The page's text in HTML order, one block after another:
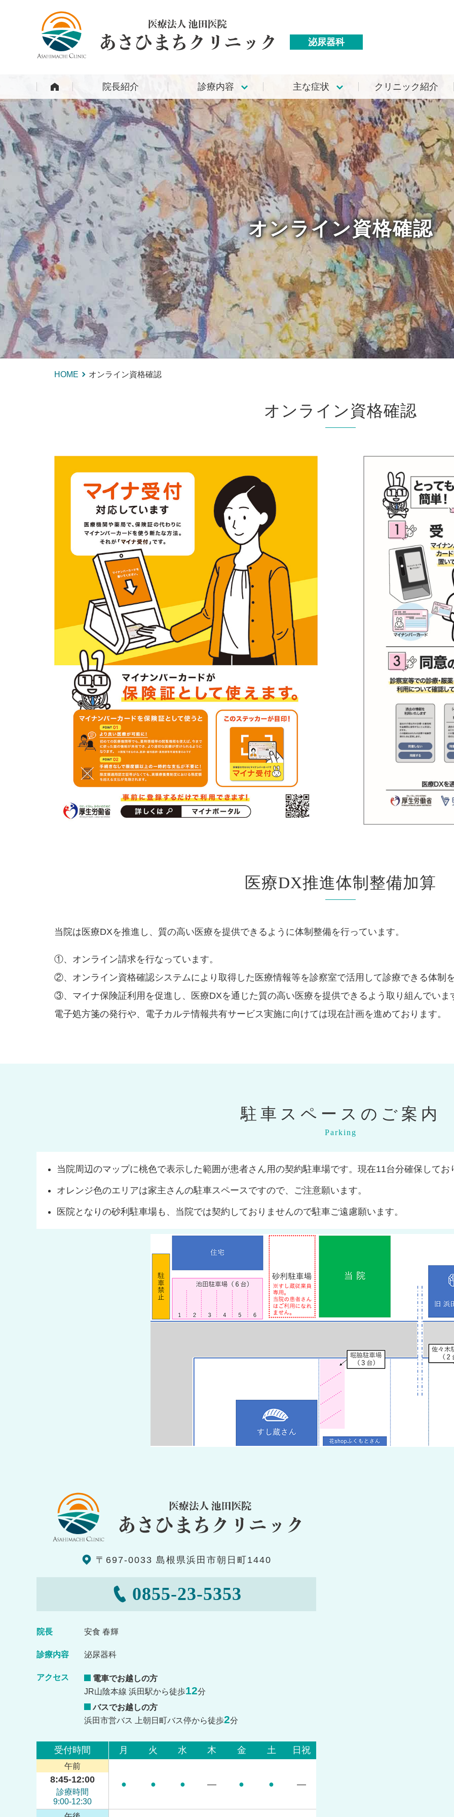
あさひまちクリニック
泌尿器科
院長紹介 診療内容 主な症状 クリニック紹介
オンライン資格確認
HOME オンライン資格確認
オンライン資格確認
医療DX推進体制整備加算
当院は医療DXを推進し、質の高い医療を提供できるように体制整備を行っています。
①、オンライン請求を行なっています。
②、オンライン資格確認システムにより取得した医療情報等を診察室で活用して診療できる体制
③、マイナ保険証利用を促進し、医療DXを通じた質の高い医療を提供できるよう取り組んでいま
電子処方箋の発行や、電子カルテ情報共有サービス実施に向けては現在計画を進めております。
駐車スペースのご案内
Parking
当院周辺のマップに桃色で表示した範囲が患者さん用の契約駐車場です。現在11台分確保してお
オレンジ色のエリアは家主さんの駐車スペースですので、ご注意願います。
医院となりの砂利駐車場も、当院では契約しておりませんので駐車ご遠慮願います。
〒697-0033 島根県浜田市朝日町1440
0855-23-5353
院長 安食 春輝
診療内容 泌尿器科
アクセス
電車でお越しの方
JR山陰本線 浜田駅から徒歩12分
バスでお越しの方
浜田市営バス 上朝日町バス停から徒歩2分
受付時間 月 火 水 木 金 土 日祝
午前
● ● ● ― ● ● ―
8:45-12:00
診療時間
9:00-12:30